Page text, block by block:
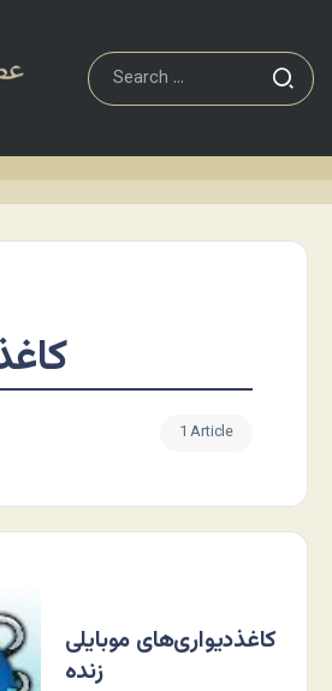
1 Article
کاغذدیواری‌های موبایلی
زنده